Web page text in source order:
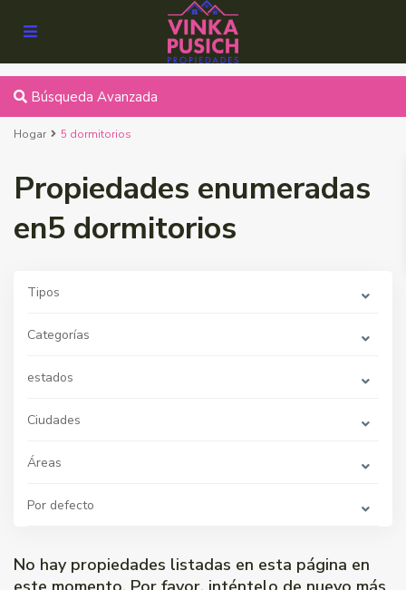
Búsqueda Avanzada
Hogar 5 dormitorios
Propiedades enumeradas
en5 dormitorios
Tipos
Categorías
estados
Ciudades
Áreas
Por defecto
No hay propiedades listadas en esta página en